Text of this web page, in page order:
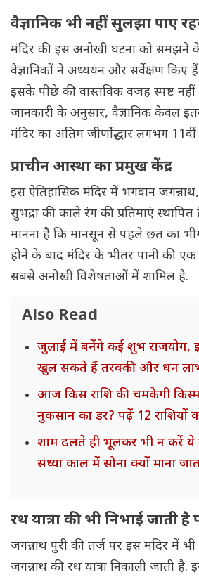
वैज्ञानिक भी नहीं सुलझा पाए
मंदिर की इस अनोखी घटना को समझने
वैज्ञानिकों ने अध्ययन और सर्वेक्षण किए
इसके पीछे की वास्तविक वजह स्पष्ट
जानकारी के अनुसार, वैज्ञानिक केवल
मंदिर का अंतिम जीर्णोद्धार लगभग
प्राचीन आस्था का प्रमुख केंद्र
इस ऐतिहासिक मंदिर में भगवान
सुभद्रा की काले रंग की प्रतिमाएं स्थापित
मानना है कि मानसून से पहले छत का
होने के बाद मंदिर के भीतर पानी की
सबसे अनोखी विशेषताओं में शामिल है.
Also Read
जुलाई में बनेंगे कई शुभ राजयोग,
खुल सकते हैं तरक्की और धन
आज किस राशि की चमकेगी
नुकसान का डर? पढ़ें 12 राशियों
शाम ढलते ही भूलकर भी न करें ये
संध्या काल में सोना क्यों माना
रथ यात्रा की भी निभाई जाती है
जगन्नाथ पुरी की तर्ज पर इस मंदिर में भी
जगन्नाथ की रथ यात्रा निकाली जाती